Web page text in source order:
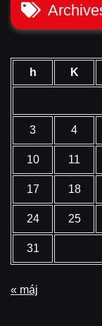
h K
3 4
10 11
17 18
24 25
31
« máj